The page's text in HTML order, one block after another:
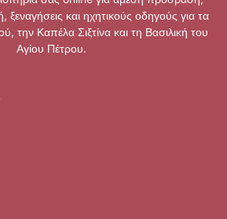
ξεναγήσεις και ηχητικούς οδηγούς για τα
την Καπέλα Σιξτίνα και τη Βασιλική του
Αγίου Πέτρου.